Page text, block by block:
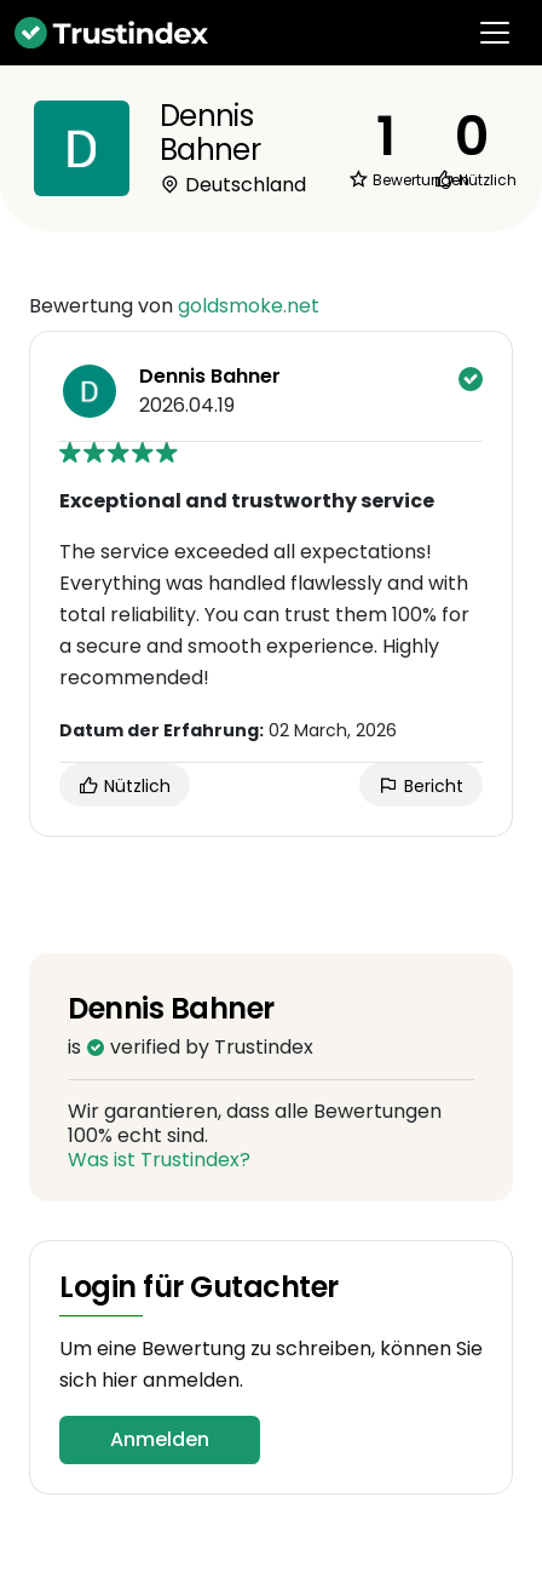
Dennis
Bahner
Deutschland
1
Bewertungen
0
Nützlich
Bewertung vongoldsmoke.net
Dennis Bahner
2026.04.19
Exceptional and trustworthy service
The service exceeded all expectations!
Everything was handled flawlessly and with
total reliability. You can trust them 100% for
a secure and smooth experience. Highly
recommended!
Datum der Erfahrung: 02 March, 2026
Nützlich Bericht
Dennis Bahner
is verified by Trustindex
Wir garantieren, dass alle Bewertungen
100% echt sind.
Was ist Trustindex?
Login für Gutachter
Um eine Bewertung zu schreiben, können Sie
sich hier anmelden.
Anmelden